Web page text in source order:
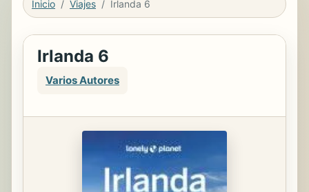
Inicio Viajes Irlanda 6
Irlanda 6
Varios Autores